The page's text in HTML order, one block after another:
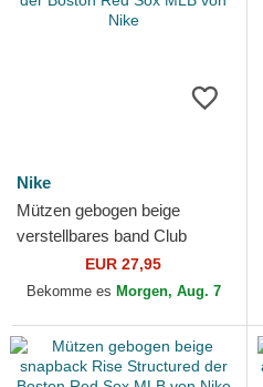
Nike
Mützen gebogen beige
verstellbares band Club
Unstructured Organic Cotton
der Boston Red Sox MLB...
EUR 27,95
Bekomme es Morgen, Aug. 7